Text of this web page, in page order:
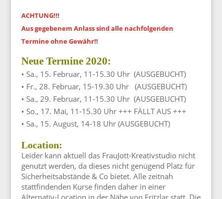
ACHTUNG!!!
Aus gegebenem Anlass sind alle nachfolgenden
Termine ohne Gewähr!!
Neue Termine 2020:
• Sa., 15. Februar, 11-15.30 Uhr (AUSGEBUCHT)
• Fr., 28. Februar, 15-19.30 Uhr (AUSGEBUCHT)
• Sa., 29. Februar, 11-15.30 Uhr (AUSGEBUCHT)
• So., 17. Mai, 11-15.30 Uhr +++ FÄLLT AUS +++
• Sa., 15. August, 14-18 Uhr (AUSGEBUCHT)
Location:
Leider kann aktuell das FrauJott-Kreativstudio nicht
genutzt werden, da dieses nicht genügend Platz für
Sicherheitsabstände & Co bietet. Alle zeitnah
stattfindenden Kurse finden daher in einer
Alternativ-Location in der Nähe von Fritzlar statt. Die